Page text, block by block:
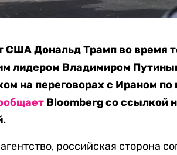
США Дональд Трамп во время
лидером Владимиром
на переговорах с Ираном
Bloomberg со ссылкой
российская сторона